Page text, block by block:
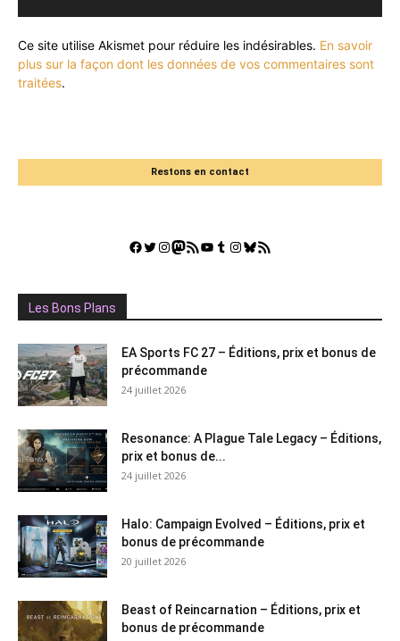
Ce site utilise Akismet pour réduire les indésirables. En savoir
plus sur la façon dont les données de vos commentaires sont
traitées.
Restons en contact
Facebook
Twitter
Instagram
Mastodon
Flux RSSYouTube
Tumblr
Instagram
Bluesky
GestGame
Les Bons Plans
EA Sports FC 27 – Éditions, prix et bonus de
précommande
24 juillet 2026
Resonance: A Plague Tale Legacy – Éditions,
prix et bonus de...
24 juillet 2026
Halo: Campaign Evolved – Éditions, prix et
bonus de précommande
20 juillet 2026
Beast of Reincarnation – Éditions, prix et
bonus de précommande